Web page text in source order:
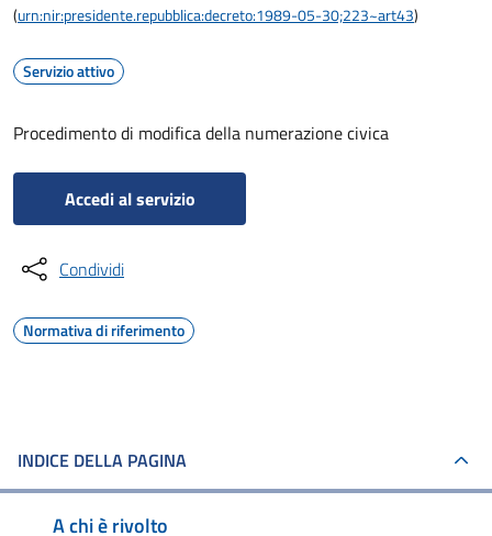
(urn:nir:presidente.repubblica:decreto:1989-05-30;223~art43)
Servizio attivo
Procedimento di modifica della numerazione civica
Accedi al servizio
Condividi
Normativa di riferimento
INDICE DELLA PAGINA
A chi è rivolto